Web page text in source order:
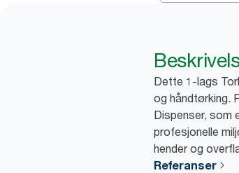
Dette 1-lags
og håndtørking.
Dispenser, som
profesjonelle
hender og
Referanser